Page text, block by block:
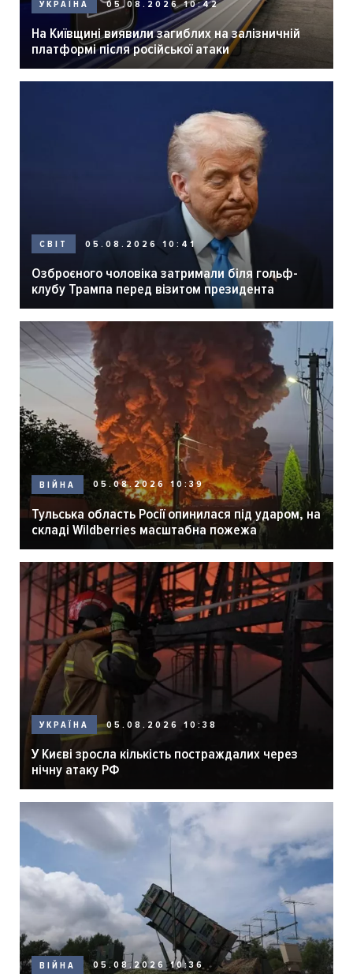
УКРАЇНА 05.08.2026 10:42
На Київщині виявили загиблих на залізничній
платформі після російської атаки
СВІТ 05.08.2026 10:41
Озброєного чоловіка затримали біля гольф-
клубу Трампа перед візитом президента
ВІЙНА 05.08.2026 10:39
Тульська область Росії опинилася під ударом, на
складі Wildberries масштабна пожежа
УКРАЇНА 05.08.2026 10:38
У Києві зросла кількість постраждалих через
нічну атаку РФ
ВІЙНА 05.08.2026 10:36